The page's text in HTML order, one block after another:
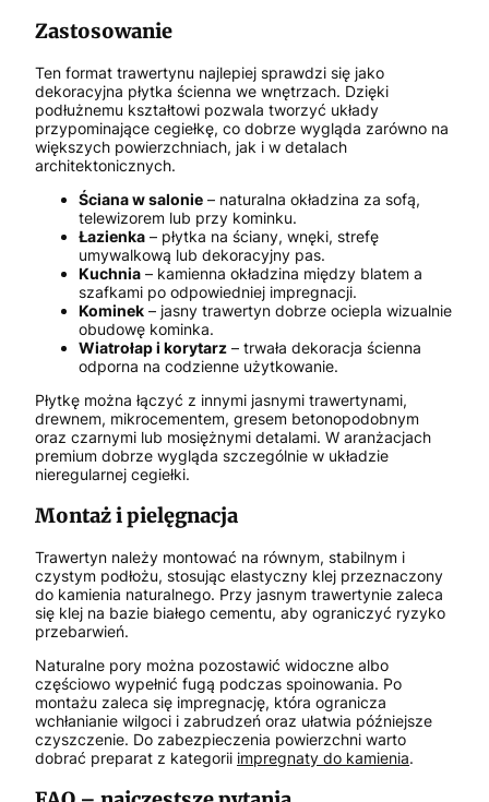
Zastosowanie
Ten format trawertynu najlepiej sprawdzi się jako
dekoracyjna płytka ścienna we wnętrzach. Dzięki
podłużnemu kształtowi pozwala tworzyć układy
przypominające cegiełkę, co dobrze wygląda zarówno na
większych powierzchniach, jak i w detalach
architektonicznych.
Ściana w salonie – naturalna okładzina za sofą,
telewizorem lub przy kominku.
Łazienka – płytka na ściany, wnęki, strefę
umywalkową lub dekoracyjny pas.
Kuchnia – kamienna okładzina między blatem a
szafkami po odpowiedniej impregnacji.
Kominek – jasny trawertyn dobrze ociepla wizualnie
obudowę kominka.
Wiatrołap i korytarz – trwała dekoracja ścienna
odporna na codzienne użytkowanie.
Płytkę można łączyć z innymi jasnymi trawertynami,
drewnem, mikrocementem, gresem betonopodobnym
oraz czarnymi lub mosiężnymi detalami. W aranżacjach
premium dobrze wygląda szczególnie w układzie
nieregularnej cegiełki.
Montaż i pielęgnacja
Trawertyn należy montować na równym, stabilnym i
czystym podłożu, stosując elastyczny klej przeznaczony
do kamienia naturalnego. Przy jasnym trawertynie zaleca
się klej na bazie białego cementu, aby ograniczyć ryzyko
przebarwień.
Naturalne pory można pozostawić widoczne albo
częściowo wypełnić fugą podczas spoinowania. Po
montażu zaleca się impregnację, która ogranicza
wchłanianie wilgoci i zabrudzeń oraz ułatwia późniejsze
czyszczenie. Do zabezpieczenia powierzchni warto
dobrać preparat z kategorii impregnaty do kamienia.